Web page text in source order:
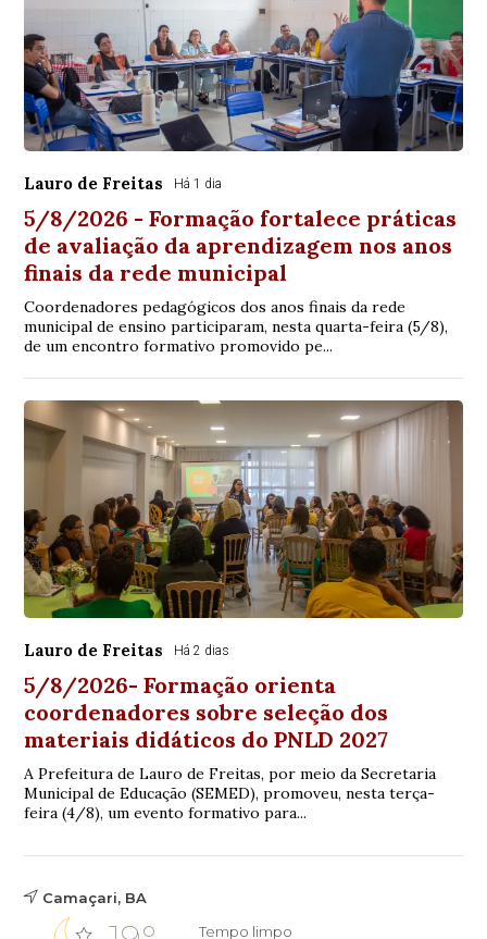
Lauro de Freitas Há 1 dia
5/8/2026 - Formação fortalece práticas
de avaliação da aprendizagem nos anos
finais da rede municipal
Coordenadores pedagógicos dos anos finais da rede
municipal de ensino participaram, nesta quarta-feira (5/8),
de um encontro formativo promovido pe...
Lauro de Freitas Há 2 dias
5/8/2026- Formação orienta
coordenadores sobre seleção dos
materiais didáticos do PNLD 2027
A Prefeitura de Lauro de Freitas, por meio da Secretaria
Municipal de Educação (SEMED), promoveu, nesta terça-
feira (4/8), um evento formativo para...
Camaçari, BA
Tempo limpo